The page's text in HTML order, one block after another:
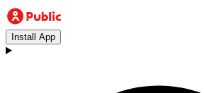
Install App